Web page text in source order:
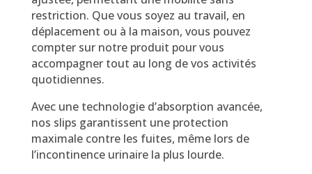
restriction. Que vous soyez au travail, en
déplacement ou à la maison, vous pouvez
compter sur notre produit pour vous
accompagner tout au long de vos activités
quotidiennes.
Avec une technologie d’absorption avancée,
nos slips garantissent une protection
maximale contre les fuites, même lors de
l’incontinence urinaire la plus lourde.